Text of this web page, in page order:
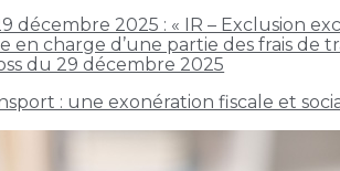
décembre 2025 : « IR – Exclusion
en charge d’une partie des frais de
du 29 décembre 2025
: une exonération fiscale et